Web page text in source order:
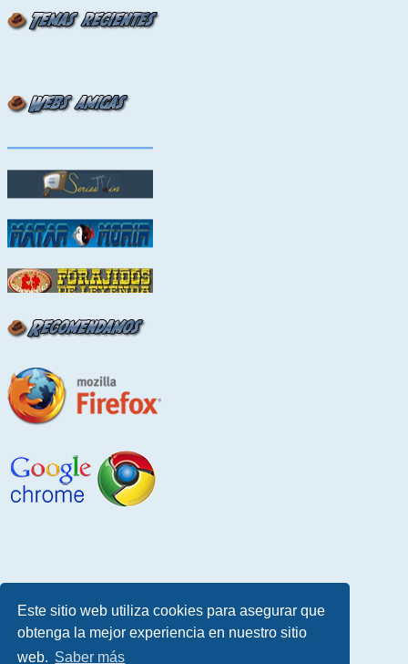
Este sitio web utiliza cookies para asegurar que
obtenga la mejor experiencia en nuestro sitio
web. Saber más